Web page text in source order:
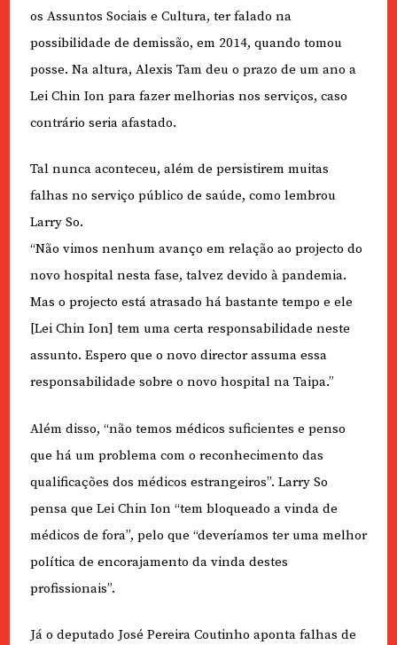
os Assuntos Sociais e Cultura, ter falado na
possibilidade de demissão, em 2014, quando tomou
posse. Na altura, Alexis Tam deu o prazo de um ano a
Lei Chin Ion para fazer melhorias nos serviços, caso
contrário seria afastado.
Tal nunca aconteceu, além de persistirem muitas
falhas no serviço público de saúde, como lembrou
Larry So.
“Não vimos nenhum avanço em relação ao projecto do
novo hospital nesta fase, talvez devido à pandemia.
Mas o projecto está atrasado há bastante tempo e ele
[Lei Chin Ion] tem uma certa responsabilidade neste
assunto. Espero que o novo director assuma essa
responsabilidade sobre o novo hospital na Taipa.”
Além disso, “não temos médicos suficientes e penso
que há um problema com o reconhecimento das
qualificações dos médicos estrangeiros”. Larry So
pensa que Lei Chin Ion “tem bloqueado a vinda de
médicos de fora”, pelo que “deveríamos ter uma melhor
política de encorajamento da vinda destes
profissionais”.
Já o deputado José Pereira Coutinho aponta falhas de